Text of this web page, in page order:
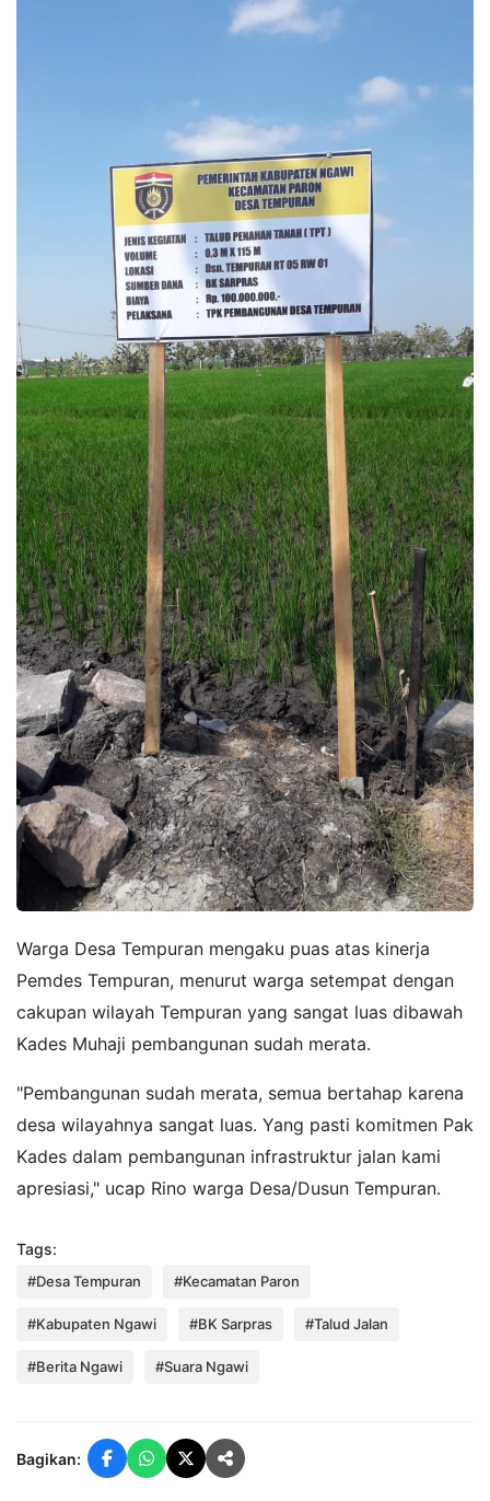
Warga Desa Tempuran mengaku puas atas kinerja
Pemdes Tempuran, menurut warga setempat dengan
cakupan wilayah Tempuran yang sangat luas dibawah
Kades Muhaji pembangunan sudah merata.
"Pembangunan sudah merata, semua bertahap karena
desa wilayahnya sangat luas. Yang pasti komitmen Pak
Kades dalam pembangunan infrastruktur jalan kami
apresiasi," ucap Rino warga Desa/Dusun Tempuran.
Tags:
#Desa Tempuran #Kecamatan Paron
#Kabupaten Ngawi #BK Sarpras #Talud Jalan
#Berita Ngawi #Suara Ngawi
Bagikan: